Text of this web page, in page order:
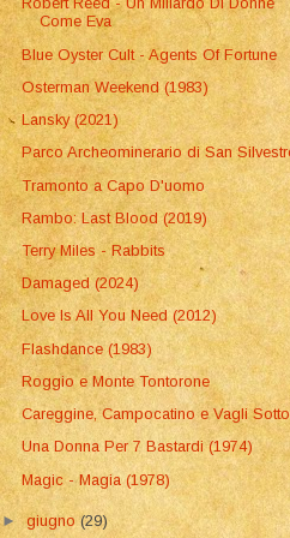
Come Eva
Blue Oyster Cult - Agents Of Fortune
Osterman Weekend (1983)
Lansky (2021)
Parco Archeominerario di San
Tramonto a Capo D'uomo
Rambo: Last Blood (2019)
Terry Miles - Rabbits
Damaged (2024)
Love Is All You Need (2012)
Flashdance (1983)
Roggio e Monte Tontorone
Careggine, Campocatino e Vagli Sotto
Una Donna Per 7 Bastardi (1974)
Magic - Magia (1978)
►giugno(29)